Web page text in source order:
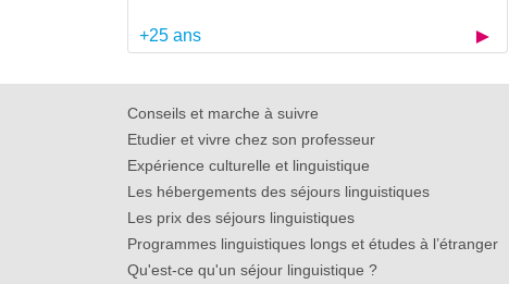
+25 ans
Conseils et marche à suivre
Etudier et vivre chez son professeur
Expérience culturelle et linguistique
Les hébergements des séjours linguistiques
Les prix des séjours linguistiques
Programmes linguistiques longs et études à l’étranger
Qu'est-ce qu'un séjour linguistique ?